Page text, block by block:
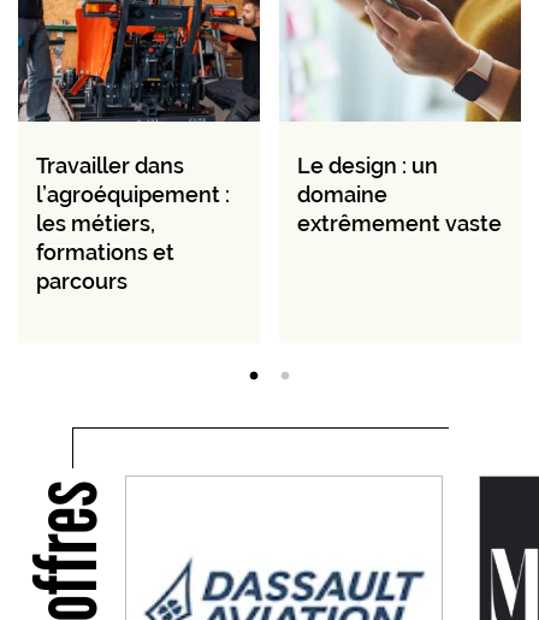
Travailler dans
l’agroéquipement :
les métiers,
formations et
parcours
Le design : un
domaine
extrêmement vaste